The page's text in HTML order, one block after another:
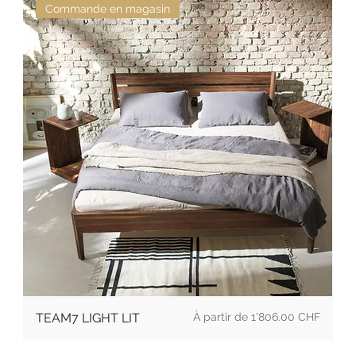
Commande en magasin
TEAM7 LIGHT LIT À partir de 1'806.00 CHF
Prix promotionnel